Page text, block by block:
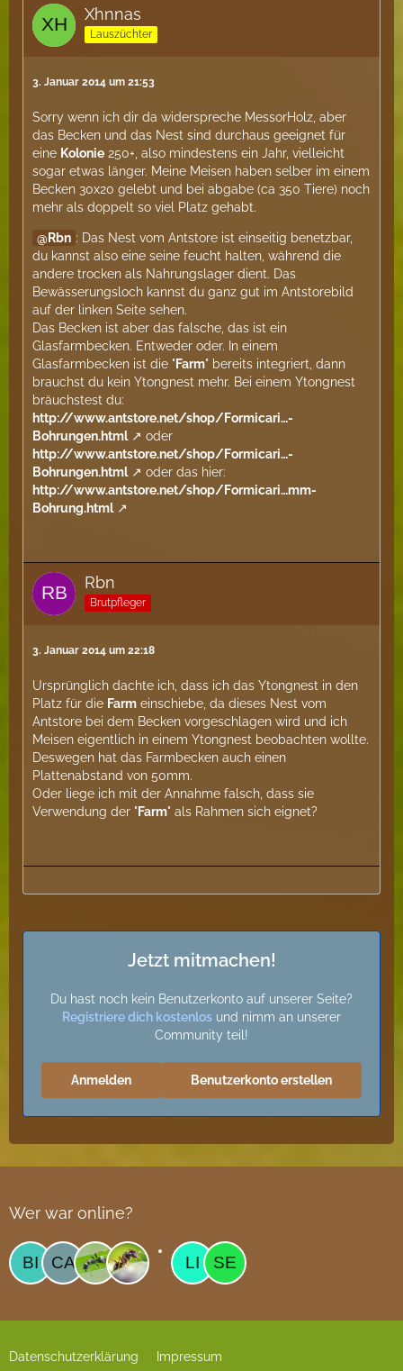
Xhnnas
Lauszüchter
3. Januar 2014 um 21:53
Sorry wenn ich dir da widerspreche MessorHolz, aber
das Becken und das Nest sind durchaus geeignet für
eine Kolonie 250+, also mindestens ein Jahr, vielleicht
sogar etwas länger. Meine Meisen haben selber im einem
Becken 30x20 gelebt und bei abgabe (ca 350 Tiere) noch
mehr als doppelt so viel Platz gehabt.
Rbn : Das Nest vom Antstore ist einseitig benetzbar,
du kannst also eine seine feucht halten, während die
andere trocken als Nahrungslager dient. Das
Bewässerungsloch kannst du ganz gut im Antstorebild
auf der linken Seite sehen.
Das Becken ist aber das falsche, das ist ein
Glasfarmbecken. Entweder oder. In einem
Glasfarmbecken ist die "Farm" bereits integriert, dann
brauchst du kein Ytongnest mehr. Bei einem Ytongnest
bräuchstest du:
http://www.antstore.net/shop/Formicari…-
Bohrungen.html
oder
http://www.antstore.net/shop/Formicari…-
Bohrungen.html
oder das hier:
http://www.antstore.net/shop/Formicari…mm-
Bohrung.html
Rbn
Brutpfleger
3. Januar 2014 um 22:18
Ursprünglich dachte ich, dass ich das Ytongnest in den
Platz für die Farm einschiebe, da dieses Nest vom
Antstore bei dem Becken vorgeschlagen wird und ich
Meisen eigentlich in einem Ytongnest beobachten wollte.
Deswegen hat das Farmbecken auch einen
Plattenabstand von 50mm.
Oder liege ich mit der Annahme falsch, dass sie
Verwendung der "Farm" als Rahmen sich eignet?
Jetzt mitmachen!
Du hast noch kein Benutzerkonto auf unserer Seite?
Registriere dich kostenlos und nimm an unserer
Community teil!
Benutzerkonto erstellen
Anmelden
Wer war online?
Datenschutzerklärung Impressum